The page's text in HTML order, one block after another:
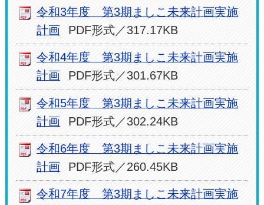
令和3年度 第3期ましこ未来計画実施
計画
PDF形式／317.17KB
令和4年度 第3期ましこ未来計画実施
計画
PDF形式／301.67KB
令和5年度 第3期ましこ未来計画実施
計画
PDF形式／302.24KB
令和6年度 第3期ましこ未来計画実施
計画
PDF形式／260.45KB
令和7年度 第3期ましこ未来計画実施